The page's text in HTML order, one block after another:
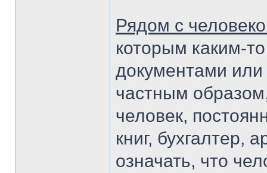
Рядом с
которым каким-
документами
частным
человек,
книг, бухгалтер,
означать, что